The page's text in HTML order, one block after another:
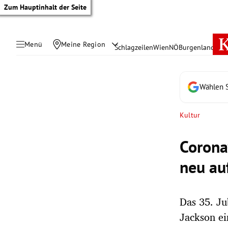
Zum Hauptinhalt der Seite
Menü Meine Region SchlagzeilenWienNÖBurgenland
Wählen
Kultur
neu
Das 35.
Jackson